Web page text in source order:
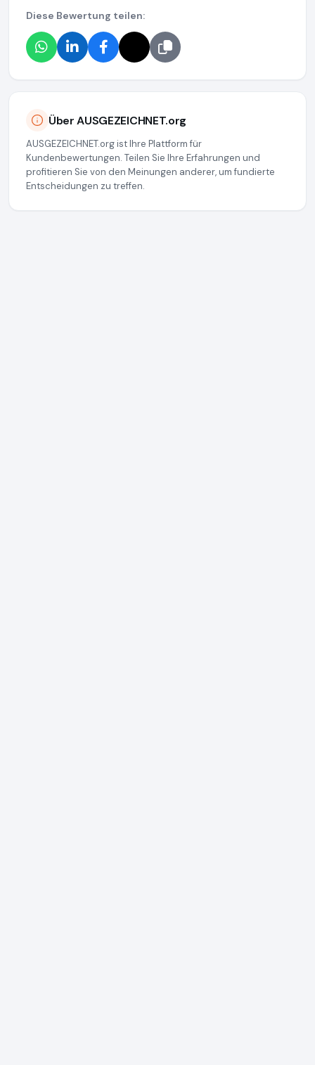
Diese Bewertung teilen:
Über AUSGEZEICHNET.org
AUSGEZEICHNET.org ist Ihre Plattform für
Kundenbewertungen. Teilen Sie Ihre Erfahrungen und
profitieren Sie von den Meinungen anderer, um fundierte
Entscheidungen zu treffen.